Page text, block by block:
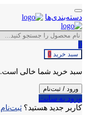
دسته‌بندی‌ها
0
سبد خرید 0
سبد خرید شما خالی است.
ورود / ثبت‌نام
ورود به سایت
کاربر جدید هستید؟ ثبت‌نام